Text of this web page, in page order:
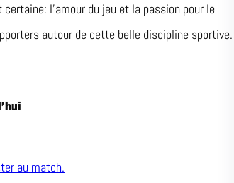
l’amour du jeu et la passion pour le
autour de cette belle discipline sportive.
au match.